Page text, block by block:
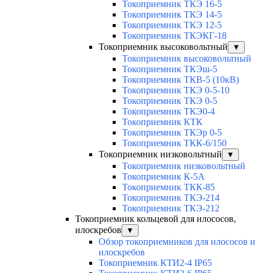
Токоприемник ТКЭ 16-5
Токоприемник ТКЭ 14-5
Токоприемник ТКЭ 12-5
Токоприемник ТКЭКГ-18
Токоприемник высоковольтный
▼
Токоприемник высоковольтный
Токоприемник ТКЭш-5
Токоприемник ТКВ-5 (10кВ)
Токоприемник ТКЭ 0-5-10
Токоприемник ТКЭ 0-5
Токоприемник ТКЭ0-4
Токоприемник КТК
Токоприемник ТКЭр 0-5
Токоприемник ТКК-6/150
Токоприемник низковольтный
▼
Токоприемник низковольтный
Токоприемник К-5А
Токоприемник ТКК-85
Токоприемник ТКЭ-214
Токоприемник ТКЭ-212
Токоприемник кольцевой для илососов,
илоскребов
▼
Обзор токоприемников для илососов и
илоскребов
Токоприемник КТИ2-4 IP65